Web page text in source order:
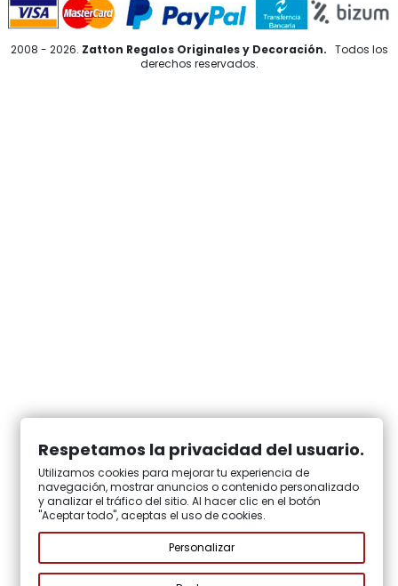
2008 - 2026. Zatton Regalos Originales y Decoración. Todos los
derechos reservados.
Respetamos la privacidad del usuario.
Utilizamos cookies para mejorar tu experiencia de
navegación, mostrar anuncios o contenido personalizado
y analizar el tráfico del sitio. Al hacer clic en el botón
"Aceptar todo", aceptas el uso de cookies.
Personalizar